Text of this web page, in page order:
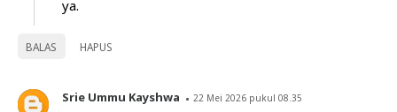
ya.
BALAS HAPUS
Srie Ummu Kayshwa 22 Mei 2026 pukul 08.35